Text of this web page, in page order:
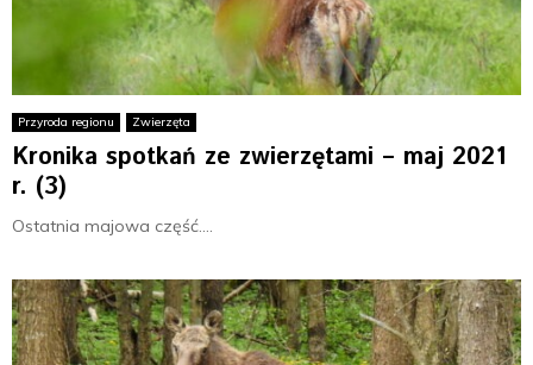
Przyroda regionu Zwierzęta
Kronika spotkań ze zwierzętami – maj 2021
r. (3)
Ostatnia majowa część....